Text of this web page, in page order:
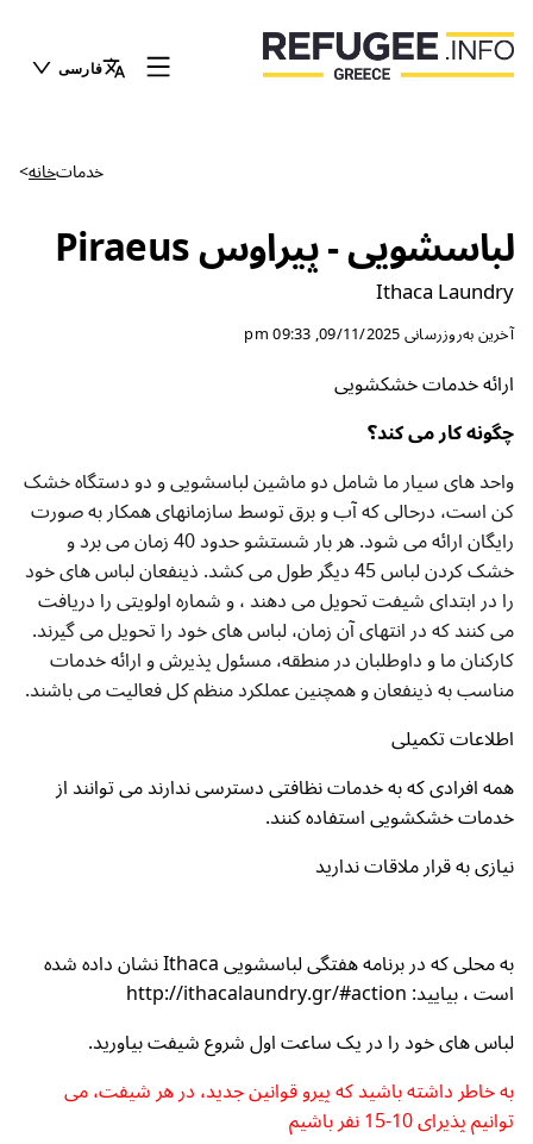
فارسی
خانه> خدمات
لباسشویی - پیراوس Piraeus
Ithaca Laundry
آخرین به‌روزرسانی09/11/2025, 09:33 pm
ارائه خدمات خشکشویی
چگونه کار می کند؟
واحد های سیار ما شامل دو ماشین لباسشویی و دو دستگاه خشک
کن است، درحالی که آب و برق توسط سازمانهای همکار به صورت
رایگان ارائه می شود. هر بار شستشو حدود 40 زمان می برد و
خشک کردن لباس 45 دیگر طول می کشد. ذینفعان لباس های خود
را در ابتدای شیفت تحویل می دهند ، و شماره اولویتی را دریافت
می کنند که در انتهای آن زمان، لباس های خود را تحویل می گیرند.
کارکنان ما و داوطلبان در منطقه، مسئول پذیرش و ارائه خدمات
مناسب به ذینفعان و همچنین عملکرد منظم کل فعالیت می باشند.
اطلاعات تکمیلی
همه افرادی که به خدمات نظافتی دسترسی ندارند می توانند از
خدمات خشکشویی استفاده کنند.
نیازی به قرار ملاقات ندارید
به محلی که در برنامه هفتگی لباسشویی Ithaca نشان داده شده
است ، بیایید: http://ithacalaundry.gr/#action
لباس های خود را در یک ساعت اول شروع شیفت بیاورید.
به خاطر داشته باشید که پیرو قوانین جدید، در هر شیفت، می
توانیم پذیرای 10-15 نفر باشیم